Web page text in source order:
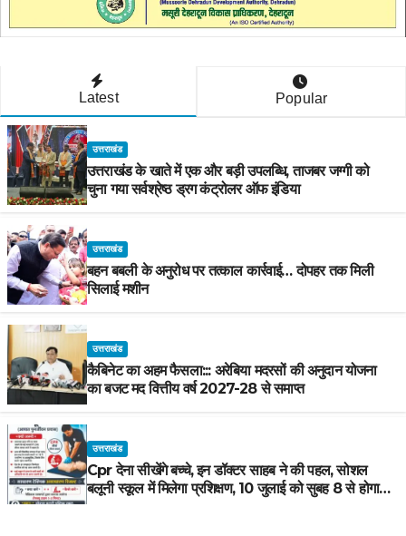
Latest Popular
उत्तराखंड
उत्तराखंड के खाते में एक और बड़ी उपलब्धि, ताजबर जग्गी को
चुना गया सर्वश्रेष्ठ ड्रग कंट्रोलर ऑफ इंडिया
उत्तराखंड
बहन बबली के अनुरोध पर तत्काल कार्रवाई… दोपहर तक मिली
सिलाई मशीन
उत्तराखंड
कैबिनेट का अहम फैसला::: अरेबिया मदरसों की अनुदान योजना
का बजट मद वित्तीय वर्ष 2027-28 से समाप्त
उत्तराखंड
Cpr देना सीखेंगे बच्चे, इन डॉक्टर साहब ने की पहल, सोशल
बलूनी स्कूल में मिलेगा प्रशिक्षण, 10 जुलाई को सुबह 8 से होगा